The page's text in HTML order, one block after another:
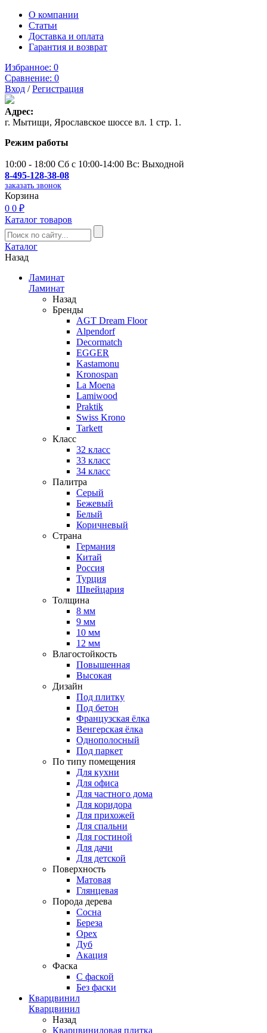
О компании
Статьи
Доставка и оплата
Гарантия и возврат
Избранное: 0
Сравнение: 0
Вход /Регистрация
Адрес:
г. Мытищи, Ярославское шоссе вл. 1 стр. 1.
Режим работы
10:00 - 18:00 Сб с 10:00-14:00 Вс: Выходной
8-495-128-38-08
заказать звонок
Корзина
0 0 ₽
Каталог товаров
Каталог
Назад
Ламинат
Ламинат
Назад
Бренды
AGT Dream Floor
Alpendorf
Decormatch
EGGER
Kastamonu
Kronospan
La Moena
Lamiwood
Praktik
Swiss Krono
Tarkett
Класс
32 класс
33 класс
34 класс
Палитра
Серый
Бежевый
Белый
Коричневый
Страна
Германия
Китай
Россия
Турция
Швейцария
Толщина
8 мм
9 мм
10 мм
12 мм
Влагостойкость
Повышенная
Высокая
Дизайн
Под плитку
Под бетон
Французская ёлка
Венгерская ёлка
Однополосный
Под паркет
По типу помещения
Для кухни
Для офиса
Для частного дома
Для коридора
Для прихожей
Для спальни
Для гостиной
Для дачи
Для детской
Поверхность
Матовая
Глянцевая
Порода дерева
Сосна
Береза
Орех
Дуб
Акация
Фаска
С фаской
Без фаски
Кварцвинил
Кварцвинил
Назад
Кварцвиниловая плитка